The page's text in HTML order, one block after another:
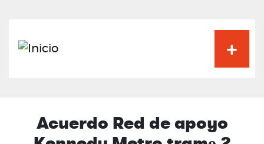
Acuerdo Red de apoyo